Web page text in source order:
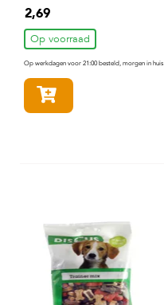
st 200 gr
2,69
Op voorraad
Op werkdagen voor 21:00 besteld, morgen in huis